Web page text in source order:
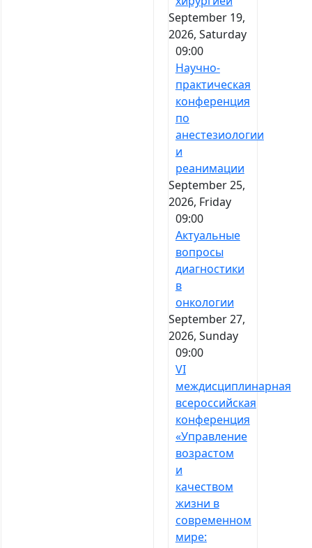
September 19,
2026, Saturday
09:00
Научно-
практическая
конференция
по
анестезиологии
и
реанимации
September 25,
2026, Friday
09:00
Актуальные
вопросы
диагностики
в
онкологии
September 27,
2026, Sunday
09:00
VI
междисциплинарная
всероссийская
конференция
«Управление
возрастом
и
качеством
жизни в
современном
мире: